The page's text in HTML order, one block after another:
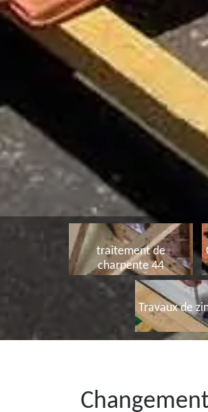
traitement de
charpente 44
Travaux de